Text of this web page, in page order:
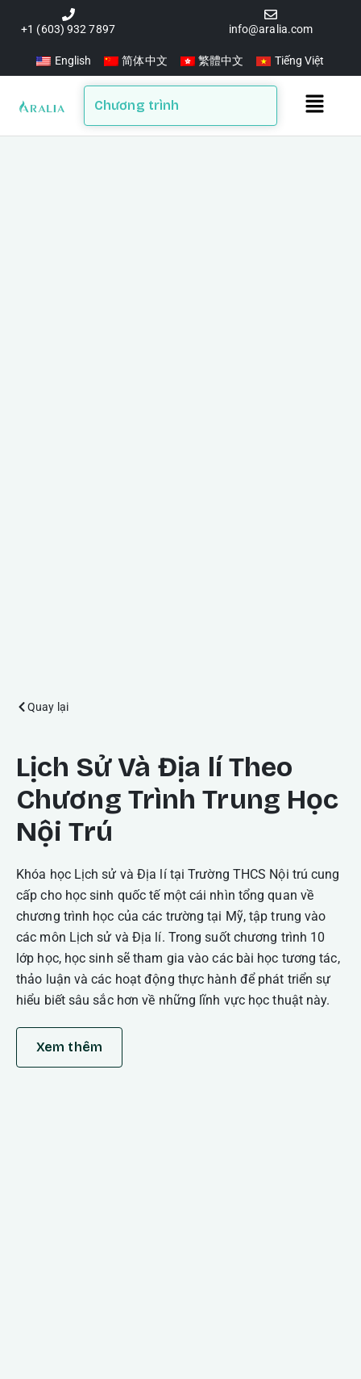
+1 (603) 932 7897 info@aralia.com
English 简体中文 繁體中文 Tiếng Việt
Chương trình
Main
Quay lại
Lịch Sử Và Địa lí Theo
Chương Trình Trung Học
Nội Trú
Khóa học Lịch sử và Địa lí tại Trường THCS Nội trú cung
cấp cho học sinh quốc tế một cái nhìn tổng quan về
chương trình học của các trường tại Mỹ, tập trung vào
các môn Lịch sử và Địa lí. Trong suốt chương trình 10
lớp học, học sinh sẽ tham gia vào các bài học tương tác,
thảo luận và các hoạt động thực hành để phát triển sự
hiểu biết sâu sắc hơn về những lĩnh vực học thuật này.
Xem thêm